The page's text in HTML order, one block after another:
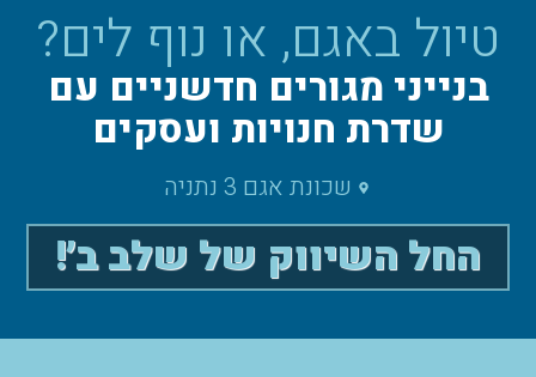
טיול באגם, או נוף לים?
בנייני מגורים חדשניים עם
שדרת חנויות ועסקים
שכונת אגם 3 נתניה
החל השיווק של שלב ב׳!